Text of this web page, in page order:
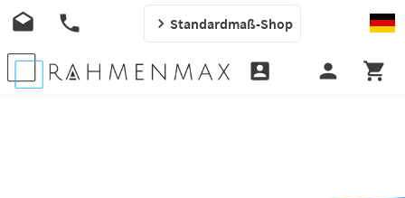
Standardmaß-Shop